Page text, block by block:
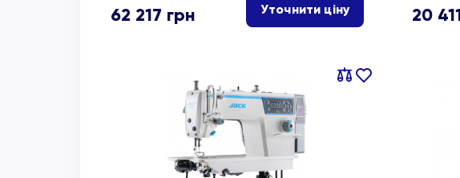
62 217 грн Уточнити ціну 20
Порівняти
В